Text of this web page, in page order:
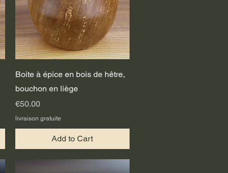
Quick View
Boite à épice en bois de hêtre,
bouchon en liège
Price
€50.00
livraison gratuite
Add to Cart